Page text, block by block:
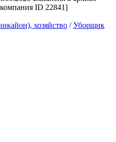
ID 22841]
хозяйство /Уборщик